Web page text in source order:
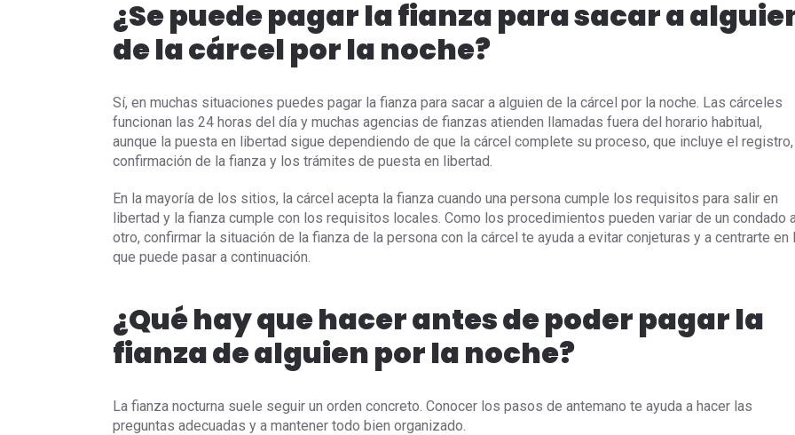
¿Se puede pagar la fianza para sacar a
de la cárcel por la noche?
Sí, en muchas situaciones puedes pagar la fianza para sacar a alguien de la cárcel por la noche. Las cárceles
funcionan las 24 horas del día y muchas agencias de fianzas atienden llamadas fuera del horario habitual,
aunque la puesta en libertad sigue dependiendo de que la cárcel complete su proceso, que incluye el
confirmación de la fianza y los trámites de puesta en libertad.
En la mayoría de los sitios, la cárcel acepta la fianza cuando una persona cumple los requisitos para salir en
libertad y la fianza cumple con los requisitos locales. Como los procedimientos pueden variar de un condado
otro, confirmar la situación de la fianza de la persona con la cárcel te ayuda a evitar conjeturas y a centrarte en
que puede pasar a continuación.
¿Qué hay que hacer antes de poder pagar la
fianza de alguien por la noche?
La fianza nocturna suele seguir un orden concreto. Conocer los pasos de antemano te ayuda a hacer las
preguntas adecuadas y a mantener todo bien organizado.